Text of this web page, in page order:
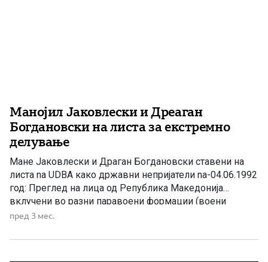
Манојил Јаковлески и Дреаган
Богдановски на листа за екстремно
делување
Мане Јаковлески и Драган Богдановски ставени на
листа na UDBA како државни непријатели na-04.06.1992
год: Преглед на лица од Република Македонија
вклучени во разни паравоени формации (воени
штабови, гарди, стражи, заштитни комитети и сл.) (ЕВ.
тајни служби се наоѓаат бројни документи кои
пред 3 мес.